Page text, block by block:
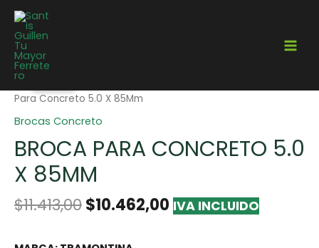
Para Concreto 5.0 X 85Mm
Brocas Concreto
BROCA PARA CONCRETO 5.0
X 85MM
$11.413,00$10.462,00 IVA INCLUIDO